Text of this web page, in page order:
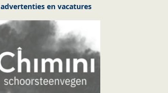
advertenties en vacatures